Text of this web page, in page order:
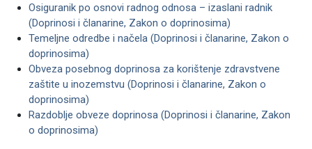
Osiguranik po osnovi radnog odnosa – izaslani radnik
(Doprinosi i članarine, Zakon o doprinosima)
Temeljne odredbe i načela (Doprinosi i članarine, Zakon o
doprinosima)
Obveza posebnog doprinosa za korištenje zdravstvene
zaštite u inozemstvu (Doprinosi i članarine, Zakon o
doprinosima)
Razdoblje obveze doprinosa (Doprinosi i članarine, Zakon
o doprinosima)